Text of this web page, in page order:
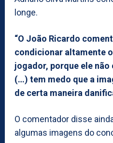
longe.
“O João Ricardo
condicionar altamente
jogador, porque ele não
(…) tem medo que a
de certa maneira
O comentador disse
algumas imagens do